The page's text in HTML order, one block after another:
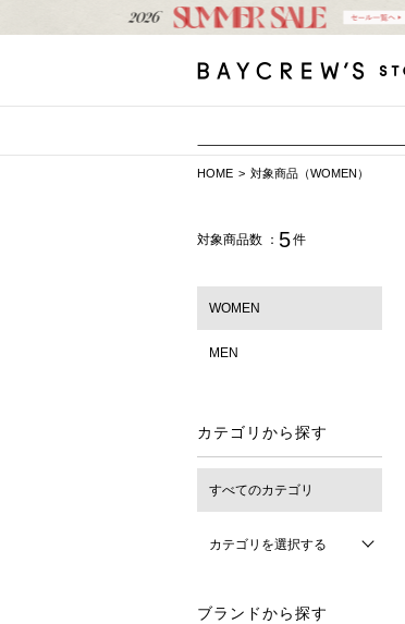
HOME 対象商品（WOMEN）
対象商品数 ： 5件
WOMEN
MEN
カテゴリから探す
すべてのカテゴリ
カテゴリを選択する
ブランドから探す